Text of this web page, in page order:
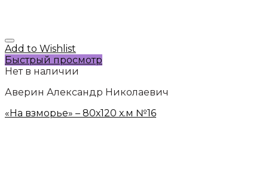
Add to Wishlist
Быстрый просмотр
Нет в наличии
Аверин Александр Николаевич
«На взморье» – 80х120 х.м №16